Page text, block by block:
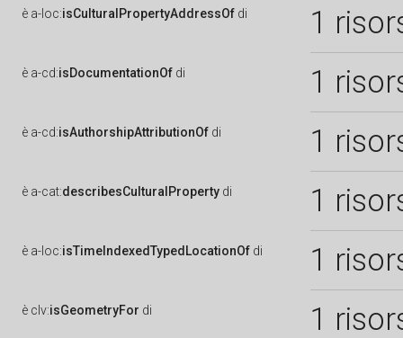
è a-loc:isCulturalPropertyAddressOf di 1
è a-cd:isDocumentationOf di 1
è a-cd:isAuthorshipAttributionOf di 1
è a-cat:describesCulturalProperty di 1
è a-loc:isTimeIndexedTypedLocationOf di 1
è clv:isGeometryFor di 1